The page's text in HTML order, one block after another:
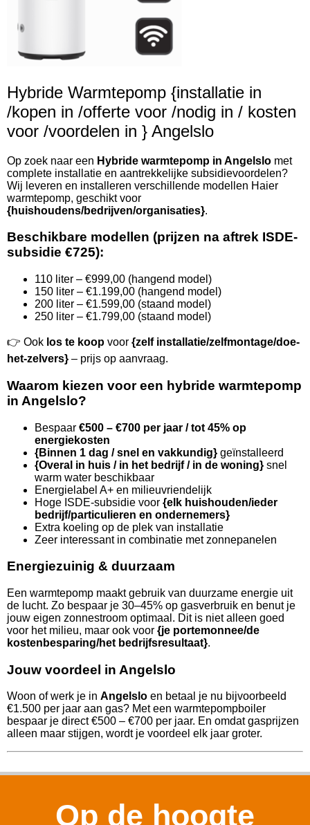
Hybride Warmtepomp {installatie in
/kopen in /offerte voor /nodig in / kosten
voor /voordelen in } Angelslo
Op zoek naar een Hybride warmtepomp in Angelslo met
complete installatie en aantrekkelijke subsidievoordelen?
Wij leveren en installeren verschillende modellen Haier
warmtepomp, geschikt voor
{huishoudens/bedrijven/organisaties}.
Beschikbare modellen (prijzen na aftrek ISDE-
subsidie €725):
110 liter – €999,00 (hangend model)
150 liter – €1.199,00 (hangend model)
200 liter – €1.599,00 (staand model)
250 liter – €1.799,00 (staand model)
👉 Ook los te koop voor {zelf installatie/zelfmontage/doe-
het-zelvers} – prijs op aanvraag.
Waarom kiezen voor een hybride warmtepomp
in Angelslo?
Bespaar €500 – €700 per jaar / tot 45% op
energiekosten
{Binnen 1 dag / snel en vakkundig} geïnstalleerd
{Overal in huis / in het bedrijf / in de woning} snel
warm water beschikbaar
Energielabel A+ en milieuvriendelijk
Hoge ISDE-subsidie voor {elk huishouden/ieder
bedrijf/particulieren en ondernemers}
Extra koeling op de plek van installatie
Zeer interessant in combinatie met zonnepanelen
Energiezuinig & duurzaam
Een warmtepomp maakt gebruik van duurzame energie uit
de lucht. Zo bespaar je 30–45% op gasverbruik en benut je
jouw eigen zonnestroom optimaal. Dit is niet alleen goed
voor het milieu, maar ook voor {je portemonnee/de
kostenbesparing/het bedrijfsresultaat}.
Jouw voordeel in Angelslo
Woon of werk je in Angelslo en betaal je nu bijvoorbeeld
€1.500 per jaar aan gas? Met een warmtepompboiler
bespaar je direct €500 – €700 per jaar. En omdat gasprijzen
alleen maar stijgen, wordt je voordeel elk jaar groter.
Op de hoogte